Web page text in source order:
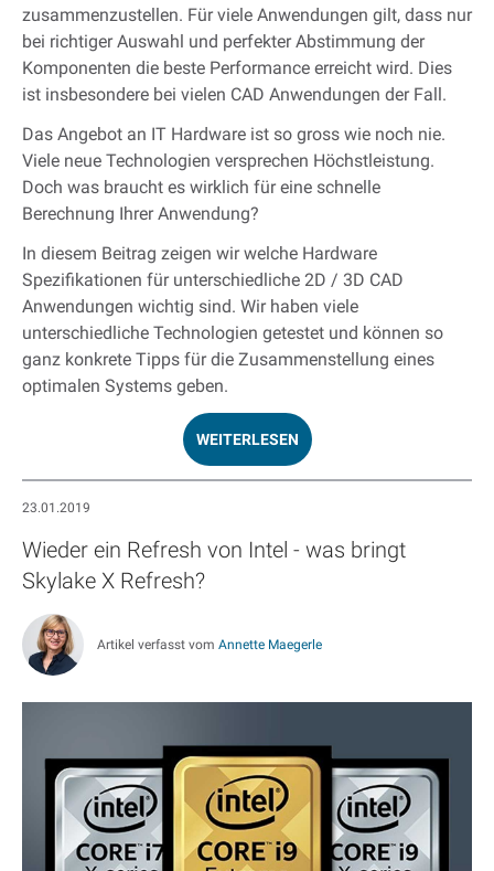
zusammenzustellen. Für viele Anwendungen gilt, dass nur
bei richtiger Auswahl und perfekter Abstimmung der
Komponenten die beste Performance erreicht wird. Dies
ist insbesondere bei vielen CAD Anwendungen der Fall.
Das Angebot an IT Hardware ist so gross wie noch nie.
Viele neue Technologien versprechen Höchstleistung.
Doch was braucht es wirklich für eine schnelle
Berechnung Ihrer Anwendung?
In diesem Beitrag zeigen wir welche Hardware
Spezifikationen für unterschiedliche 2D / 3D CAD
Anwendungen wichtig sind. Wir haben viele
unterschiedliche Technologien getestet und können so
ganz konkrete Tipps für die Zusammenstellung eines
optimalen Systems geben.
WEITERLESEN
23.01.2019
Wieder ein Refresh von Intel - was bringt
Skylake X Refresh?
Artikel verfasst vom Annette Maegerle